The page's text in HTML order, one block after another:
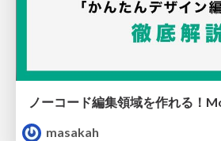
masakah